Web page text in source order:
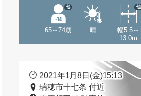
65～74歳
他
晴
幅5.5～
13.0m
他
2021年1月8日(金)15:13
瑞穂市十七条 付近